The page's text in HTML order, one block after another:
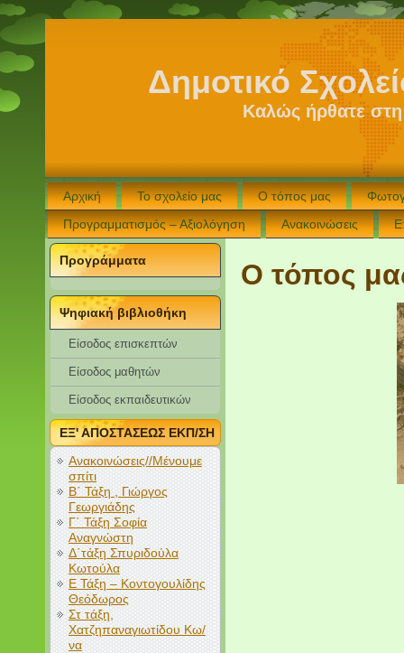
Δημοτικό
Καλώς ήρθατε
Αρχική Το σχολείο μας Ο τόπος μας
Προγραμματισμός – Αξιολόγηση
Ανακοινώσεις
Προγράμματα
Ψηφιακή βιβλιοθήκη
Είσοδος επισκεπτών
Eίσοδος μαθητών
Είσοδος εκπαιδευτικών
ΕΞ' ΑΠΟΣΤΑΣΕΩΣ ΕΚΠ/ΣΗ
Ανακοινώσεις//Μένουμε
σπίτι
Β΄ Τάξη , Γιώργος
Γεωργιάδης
Γ΄ Τάξη Σοφία
Αναγνώστη
Δ΄τάξη Σπυριδούλα
Κωτούλα
Ε Τάξη – Κοντογουλίδης
Θεόδωρος
Στ τάξη,
Χατζηπαναγιωτίδου Κω/
να
Ο τόπος